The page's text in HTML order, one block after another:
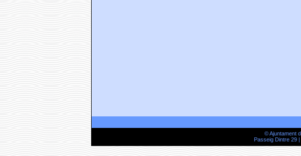
© Ajuntament
Passeig Dintre 29